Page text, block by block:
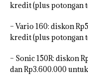
kredit (plus potongan
– Vario 160: diskon
kredit (plus potongan
– Sonic 150R: diskon
dan Rp3.600.000